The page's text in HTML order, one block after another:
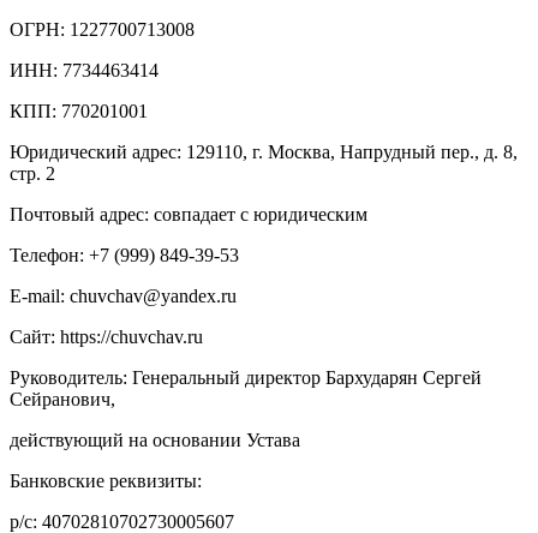
ОГРН: 1227700713008
ИНН: 7734463414
КПП: 770201001
Юридический адрес: 129110, г. Москва, Напрудный пер., д. 8,
стр. 2
Почтовый адрес: совпадает с юридическим
Телефон: +7 (999) 849-39-53
E-mail: chuvchav@yandex.ru
Сайт: https://chuvchav.ru
Руководитель: Генеральный директор Бархударян Сергей
Сейранович,
действующий на основании Устава
Банковские реквизиты:
р/с: 40702810702730005607